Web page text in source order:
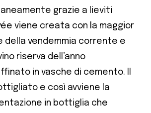
grazie a lieviti
viene creata con la maggior
della vendemmia corrente e
riserva dell’anno
in vasche di cemento. Il
e così avviene la
in bottiglia che